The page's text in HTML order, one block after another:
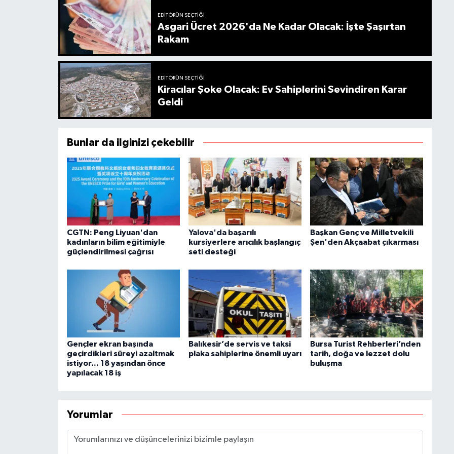
EDITÖRÜN SEÇTIĞI
Asgari Ücret 2026'da Ne Kadar Olacak: İşte Şaşırtan
Rakam
EDITÖRÜN SEÇTIĞI
Kiracılar Şoke Olacak: Ev Sahiplerini Sevindiren Karar
Geldi
Bunlar da ilginizi çekebilir
CGTN: Peng Liyuan'dan
kadınların bilim eğitimiyle
güçlendirilmesi çağrısı
Yalova'da başarılı
kursiyerlere arıcılık başlangıç
seti desteği
Başkan Genç ve Milletvekili
Şen'den Akçaabat çıkarması
Gençler ekran başında
geçirdikleri süreyi azaltmak
istiyor... 18 yaşından önce
yapılacak 18 iş
Balıkesir’de servis ve taksi
plaka sahiplerine önemli uyarı
Bursa Turist Rehberleri’nden
tarih, doğa ve lezzet dolu
buluşma
Yorumlar